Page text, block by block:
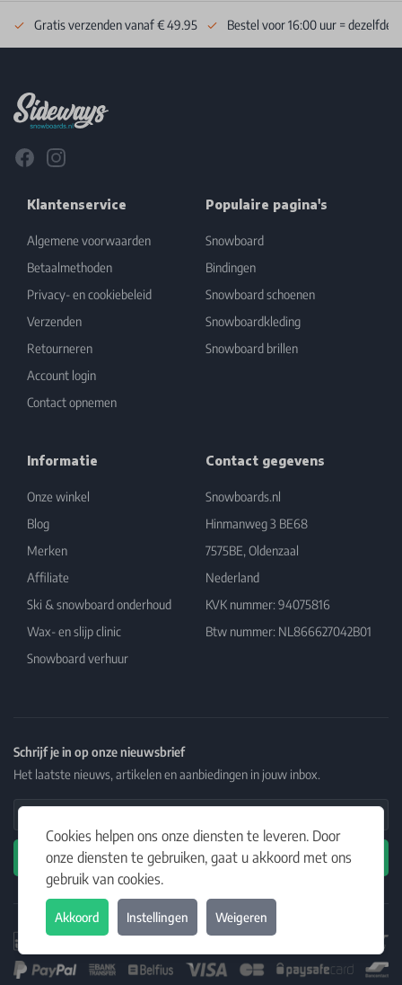
Cookies helpen ons onze diensten te leveren. Door
onze diensten te gebruiken, gaat u akkoord met ons
gebruik van cookies.
Akkoord Instellingen Weigeren
Gratis verzenden vanaf € 49.95 Bestel voor 16:00 uur = dezelfde
FacebookInstagram
Klantenservice
Algemene voorwaarden
Betaalmethoden
Privacy- en cookiebeleid
Verzenden
Retourneren
Account login
Contact opnemen
Populaire pagina's
Snowboard
Bindingen
Snowboard schoenen
Snowboardkleding
Snowboard brillen
Informatie
Onze winkel
Blog
Merken
Affiliate
Ski & snowboard onderhoud
Wax- en slijp clinic
Snowboard verhuur
Contact gegevens
Snowboards.nl
Hinmanweg 3 BE68
7575BE, Oldenzaal
Nederland
KVK nummer: 94075816
Btw nummer: NL866627042B01
Schrijf je in op onze nieuwsbrief
Het laatste nieuws, artikelen en aanbiedingen in jouw inbox.
Email Address
Abonneren